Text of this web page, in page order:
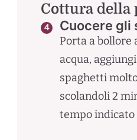
Cottura della
Cuocere gli
Porta a bollore
acqua,
spaghetti
scolandoli 2
tempo indicato